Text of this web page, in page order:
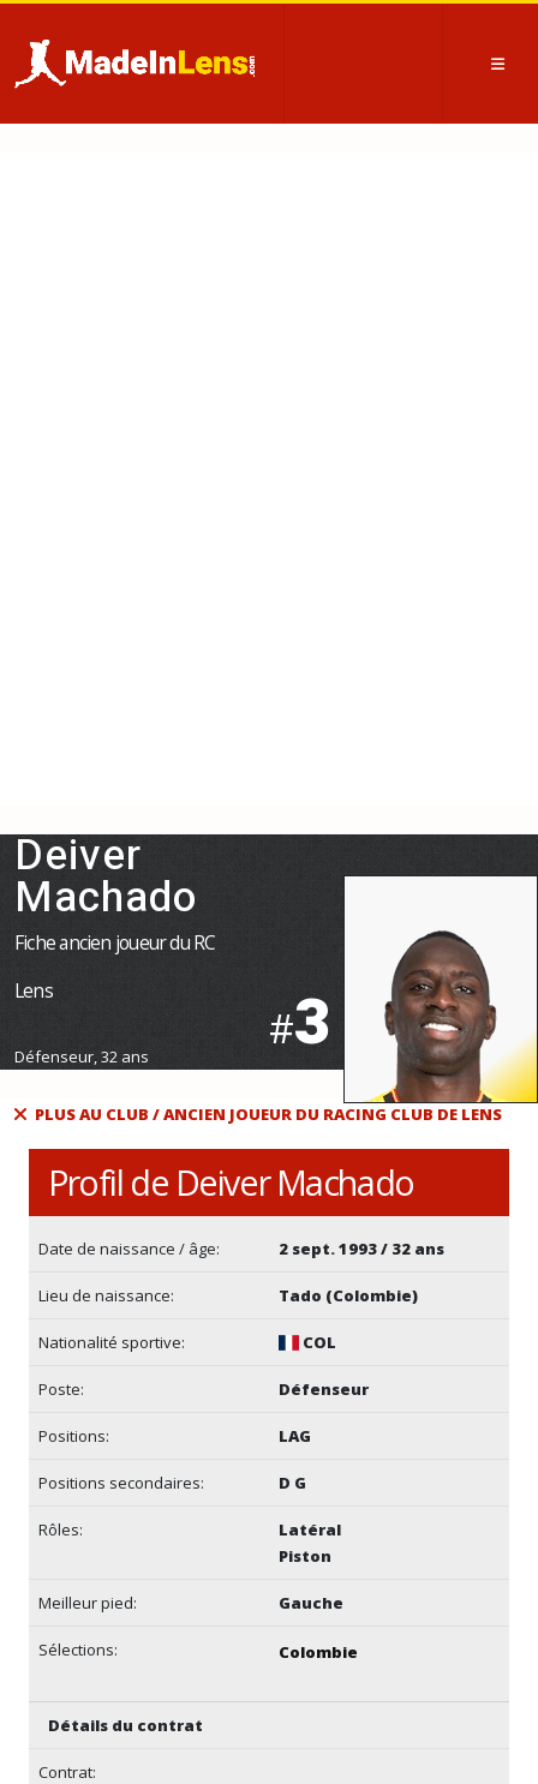
Deiver
Machado
Fiche ancien joueur du RC
Lens
Défenseur, 32 ans
#3
PLUS AU CLUB / ANCIEN JOUEUR DU RACING CLUB DE LENS
Profil de Deiver Machado
Date de naissance / âge: 2 sept. 1993 / 32 ans
Lieu de naissance: Tado (Colombie)
Nationalité sportive: COL
Poste: Défenseur
Positions: LAG
Positions secondaires: D G
Rôles:
Latéral
Piston
Meilleur pied: Gauche
Sélections: Colombie
Détails du contrat
Contrat: